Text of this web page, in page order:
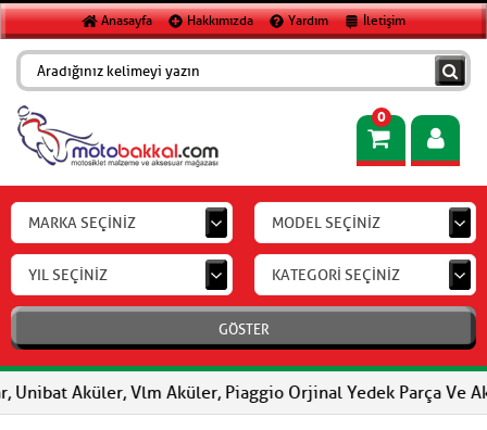
Anasayfa Hakkımızda Yardım İletişim
0
MARKA SEÇİNİZ MODEL SEÇİNİZ
YIL SEÇİNİZ KATEGORİ SEÇİNİZ
GÖSTER
Aküler, Vlm Aküler, Piaggio Orjinal Yedek Parça Ve